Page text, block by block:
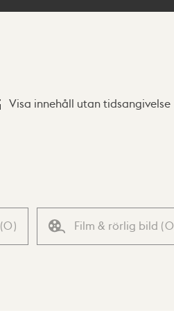
Visa innehåll utan tidsangivelse
(0) Film & rörlig bild (0